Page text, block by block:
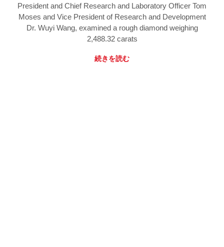
President and Chief Research and Laboratory Officer Tom
Moses and Vice President of Research and Development
Dr. Wuyi Wang, examined a rough diamond weighing
2,488.32 carats
続きを読む